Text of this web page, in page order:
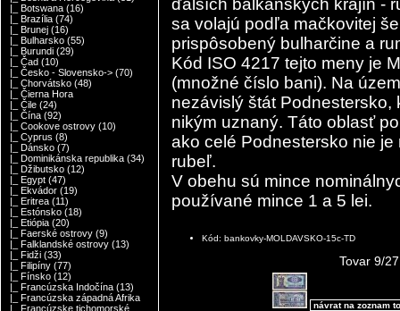
|_ Botswana (16)
|_ Brazília (74)
|_ Brunej (16)
|_ Bulharsko (55)
|_ Burundi (29)
|_ Čad (10)
|_ Česko - Slovensko-> (70)
|_ Chorvátsko (48)
|_ Čierna Hora
|_ Čile (24)
|_ Čína (92)
|_ Cookove ostrovy (10)
|_ Cyprus (8)
|_ Dánsko (7)
|_ Dominikánska republika (34)
|_ Džibutsko (12)
|_ Egypt (47)
|_ Ekvádor (19)
|_ Eritrea (11)
|_ Estónsko (18)
|_ Etiópia (20)
|_ Faerské ostrovy (9)
|_ Falklandské ostrovy (13)
|_ Fidži (33)
|_ Filipíny (77)
|_ Fínsko (12)
|_ Francúzska Indočína (13)
|_ Francúzska západná Afrika
|_ Francúzske tichomorské
sa volajú podľa mačkovitej
prispôsobený bulharčine a
Kód ISO 4217 tejto meny je
(množné číslo bani). Na
nezávislý štát
nikým uznaný. Táto oblasť
ako celé Podnestersko nie
rubeľ.
V obehu sú mince
používané mince 1 a 5 lei.
Kód: bankovky-MOLDAVSKO-15c-TD
Tovar 9/27
návrat na zoznam